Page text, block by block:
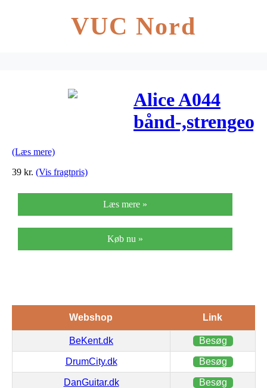
VUC Nord
Alice A044
bånd-
(Læs mere)
39 kr. (Vis fragtpris)
Læs mere »
Køb nu »
Webshop Link
BeKent.dk Besøg
DrumCity.dk Besøg
DanGuitar.dk Besøg